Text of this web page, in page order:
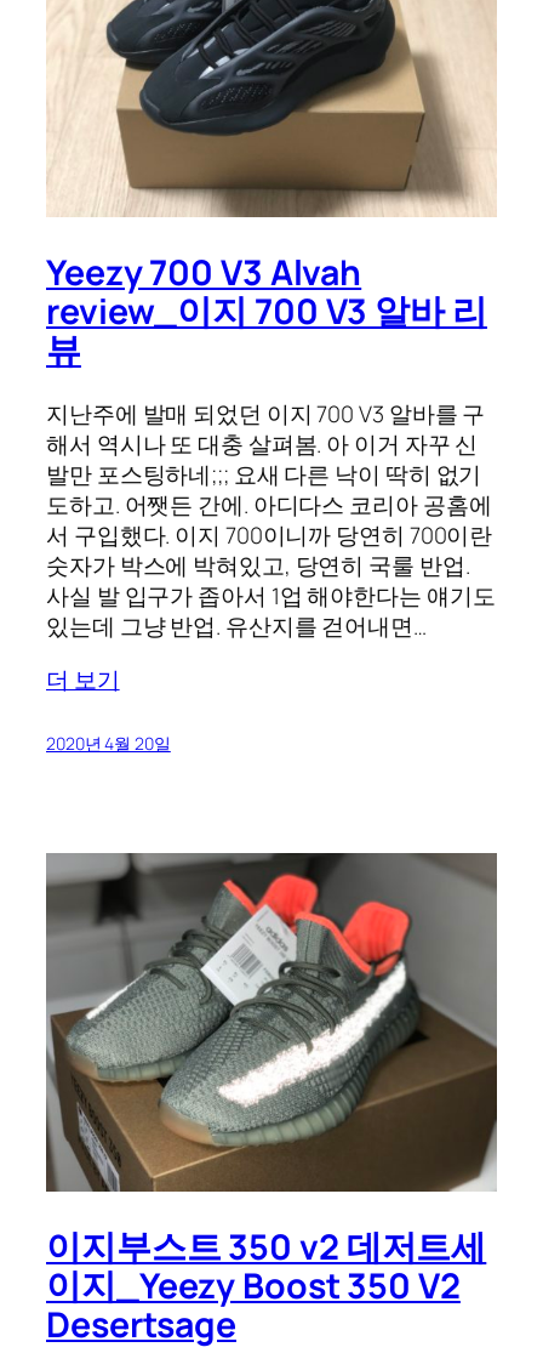
Yeezy 700 V3 Alvah
review_이지 700 V3 알바 리
뷰
지난주에 발매 되었던 이지 700 V3 알바를 구
해서 역시나 또 대충 살펴봄. 아 이거 자꾸 신
발만 포스팅하네;;; 요새 다른 낙이 딱히 없기
도하고. 어쨋든 간에. 아디다스 코리아 공홈에
서 구입했다. 이지 700이니까 당연히 700이란
숫자가 박스에 박혀있고, 당연히 국룰 반업.
사실 발 입구가 좁아서 1업 해야한다는 얘기도
있는데 그냥 반업. 유산지를 걷어내면…
더 보기
2020년 4월 20일
이지부스트 350 v2 데저트세
이지_Yeezy Boost 350 V2
Desertsage